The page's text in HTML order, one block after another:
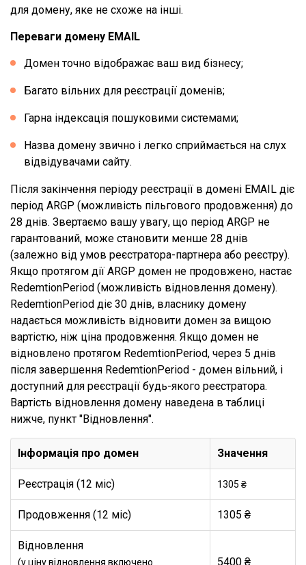
для домену, яке не схоже на інші.
Переваги домену EMAIL
Домен точно відображає ваш вид бізнесу;
Багато вільних для реєстрації доменів;
Гарна індексація пошуковими системами;
Назва домену звично і легко сприймається на слух
відвідувачами сайту.
Після закінчення періоду реєстрації в домені EMAIL діє
період ARGP (можливість пільгового продовження) до
28 днів. Звертаємо вашу увагу, що період ARGP не
гарантований, може становити менше 28 днів
(залежно від умов реєстратора-партнера або реєстру).
Якщо протягом дії ARGP домен не продовжено, настає
RedemtionPeriod (можливість відновлення домену).
RedemtionPeriod діє 30 днів, власнику домену
надається можливість відновити домен за вищою
вартістю, ніж ціна продовження. Якщо домен не
відновлено протягом RedemtionPeriod, через 5 днів
після завершення RedemtionPeriod - домен вільний, і
доступний для реєстрації будь-якого реєстратора.
Вартість відновлення домену наведена в таблиці
нижче, пункт "Відновлення".
Інформація про домен Значення
Реєстрація (12 міс) 1305 ₴
Продовження (12 міс) 1305 ₴
Відновлення
(у ціну відновлення включено 5400 ₴